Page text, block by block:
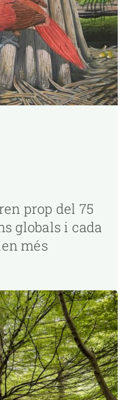
prop del 75
globals i cada
més